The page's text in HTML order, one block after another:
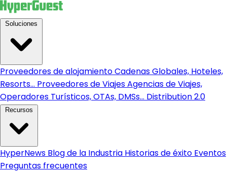
Proveedores de alojamientoCadenas Globales, Hoteles,
Resorts... Proveedores de ViajesAgencias de Viajes,
Operadores Turísticos, OTAs, DMSs... Distribution 2.0
HyperNews Blog de la Industria Historias de éxito Eventos
Preguntas frecuentes